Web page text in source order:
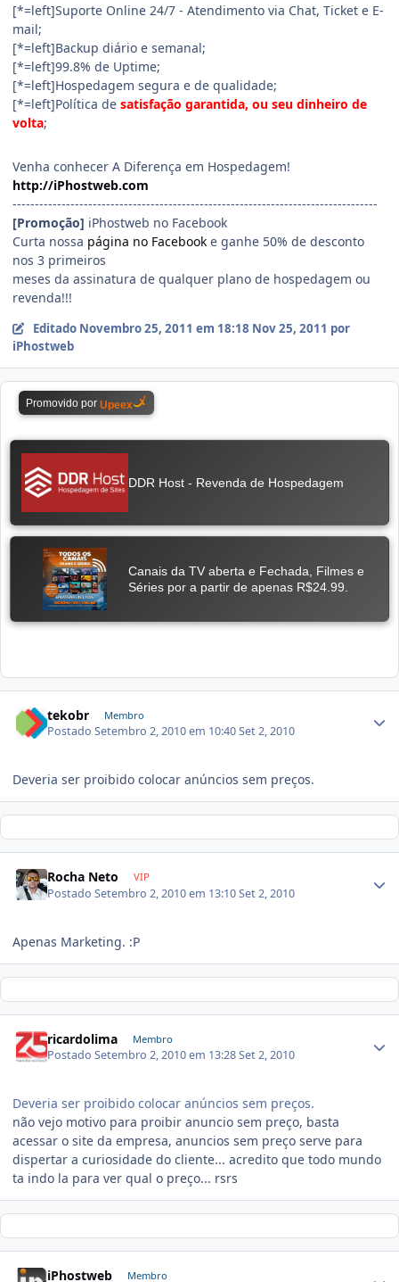
[*=left]Suporte Online 24/7 - Atendimento via Chat, Ticket e E-
mail;
[*=left]Backup diário e semanal;
[*=left]99.8% de Uptime;
[*=left]Hospedagem segura e de qualidade;
[*=left]Política de satisfação garantida, ou seu dinheiro de
volta;
Venha conhecer A Diferença em Hospedagem!
http://iPhostweb.com
----------------------------------------------------------------------------------
[Promoção] iPhostweb no Facebook
Curta nossa página no Facebook e ganhe 50% de desconto
nos 3 primeiros
meses da assinatura de qualquer plano de hospedagem ou
revenda!!!
Editado Novembro 25, 2011 em 18:18 Nov 25, 2011 por
iPhostweb
tekobr Membro
PostadoSetembro 2, 2010 em 10:40Set 2, 2010
Deveria ser proibido colocar anúncios sem preços.
Rocha Neto VIP
PostadoSetembro 2, 2010 em 13:10Set 2, 2010
Apenas Marketing. :P
ricardolima Membro
PostadoSetembro 2, 2010 em 13:28Set 2, 2010
Deveria ser proibido colocar anúncios sem preços.
não vejo motivo para proibir anuncio sem preço, basta
acessar o site da empresa, anuncios sem preço serve para
dispertar a curiosidade do cliente... acredito que todo mundo
ta indo la para ver qual o preço... rsrs
iPhostweb Membro